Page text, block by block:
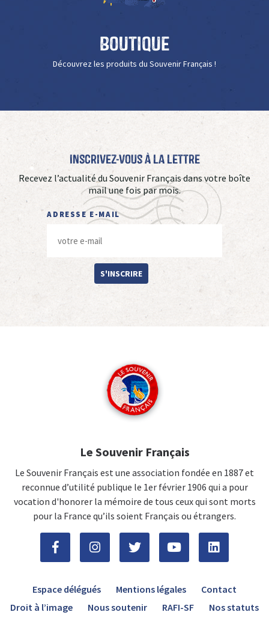
Boutique
Découvrez les produits du Souvenir Français !
Inscrivez-vous à La Lettre
Recevez l’actualité du Souvenir Français dans votre boîte
mail une fois par mois.
ADRESSE E-MAIL
S'INSCRIRE
Le Souvenir Français
Le Souvenir Français est une association fondée en 1887 et
reconnue d’utilité publique le 1er février 1906 qui a pour
vocation d'honorer la mémoire de tous ceux qui sont morts
pour la France qu’ils soient Français ou étrangers.
Espace délégués Mentions légales
Contact
Droit à l’image
Nous soutenir RAFI-SF Nos statuts